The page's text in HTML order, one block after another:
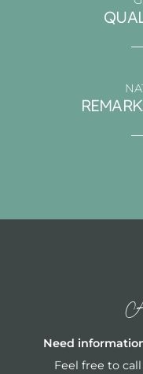
A
Need
Feel free to